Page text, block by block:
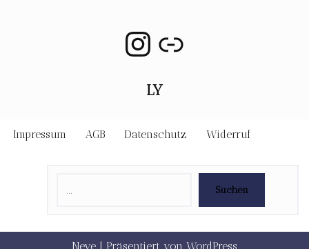
LY
Impressum AGB Datenschutz Widerruf
Suchen
Neve | Präsentiert von WordPress